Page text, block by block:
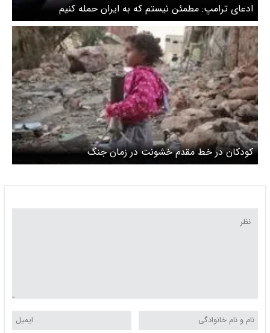
ادعای ترامپ: مطمئن نیستم که به ایران حمله کنیم
کودکان در خط مقدم خشونت در زمان جنگ